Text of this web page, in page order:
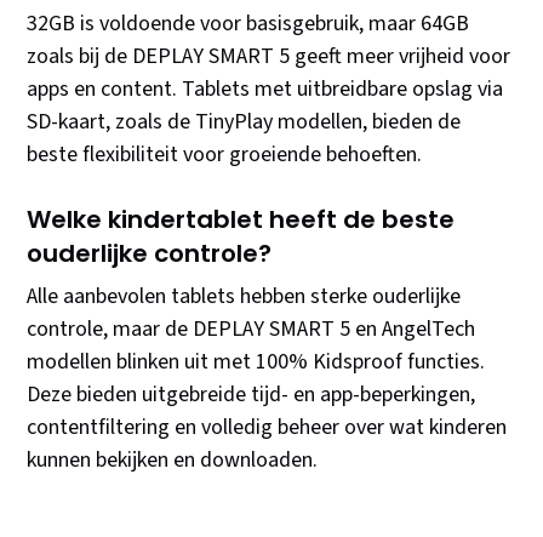
32GB is voldoende voor basisgebruik, maar 64GB
zoals bij de DEPLAY SMART 5 geeft meer vrijheid voor
apps en content. Tablets met uitbreidbare opslag via
SD-kaart, zoals de TinyPlay modellen, bieden de
beste flexibiliteit voor groeiende behoeften.
Welke kindertablet heeft de beste
ouderlijke controle?
Alle aanbevolen tablets hebben sterke ouderlijke
controle, maar de DEPLAY SMART 5 en AngelTech
modellen blinken uit met 100% Kidsproof functies.
Deze bieden uitgebreide tijd- en app-beperkingen,
contentfiltering en volledig beheer over wat kinderen
kunnen bekijken en downloaden.